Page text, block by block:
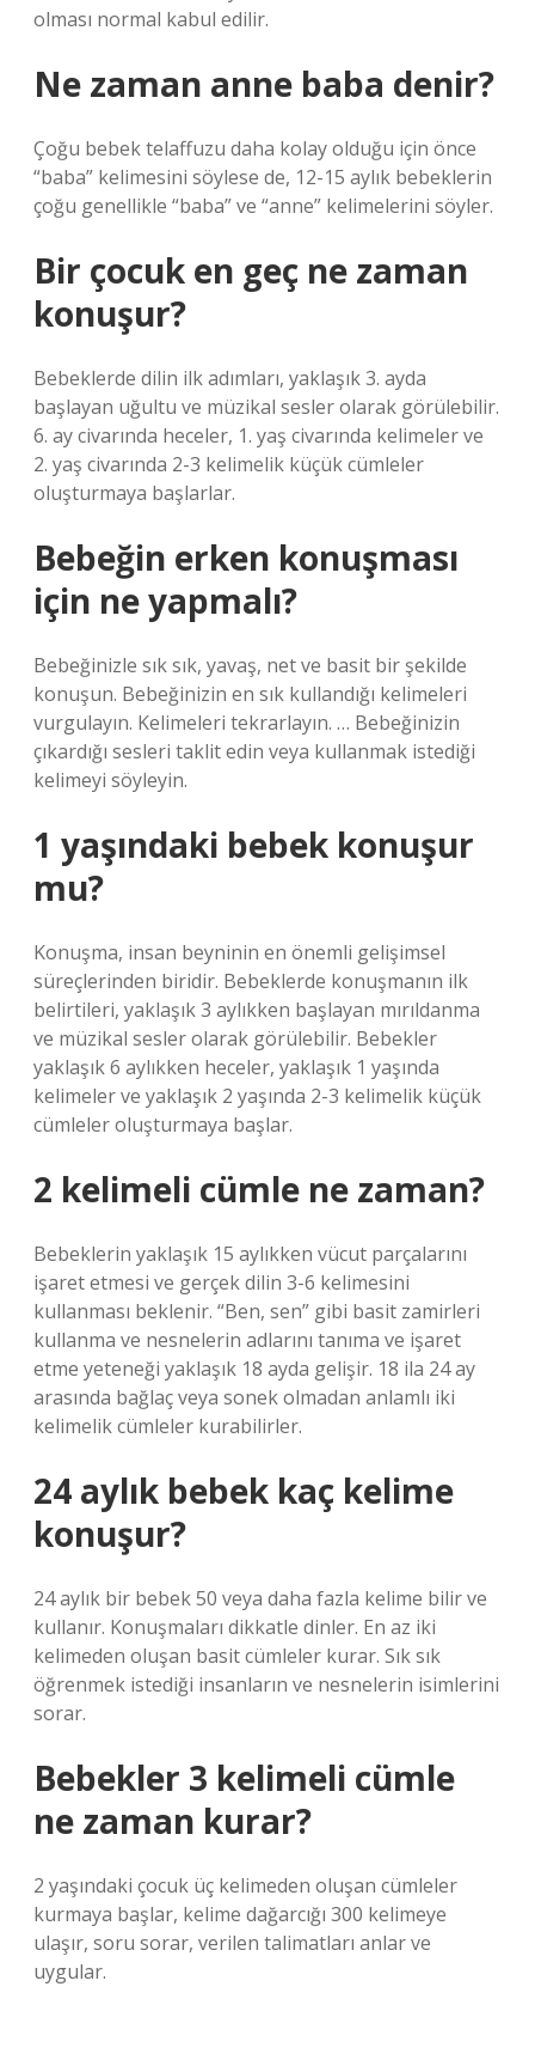
olması normal kabul edilir.
Ne zaman anne baba denir?
Çoğu bebek telaffuzu daha kolay olduğu için önce
“baba” kelimesini söylese de, 12-15 aylık bebeklerin
çoğu genellikle “baba” ve “anne” kelimelerini söyler.
Bir çocuk en geç ne zaman
konuşur?
Bebeklerde dilin ilk adımları, yaklaşık 3. ayda
başlayan uğultu ve müzikal sesler olarak görülebilir.
6. ay civarında heceler, 1. yaş civarında kelimeler ve
2. yaş civarında 2-3 kelimelik küçük cümleler
oluşturmaya başlarlar.
Bebeğin erken konuşması
için ne yapmalı?
Bebeğinizle sık sık, yavaş, net ve basit bir şekilde
konuşun. Bebeğinizin en sık kullandığı kelimeleri
vurgulayın. Kelimeleri tekrarlayın. … Bebeğinizin
çıkardığı sesleri taklit edin veya kullanmak istediği
kelimeyi söyleyin.
1 yaşındaki bebek konuşur
mu?
Konuşma, insan beyninin en önemli gelişimsel
süreçlerinden biridir. Bebeklerde konuşmanın ilk
belirtileri, yaklaşık 3 aylıkken başlayan mırıldanma
ve müzikal sesler olarak görülebilir. Bebekler
yaklaşık 6 aylıkken heceler, yaklaşık 1 yaşında
kelimeler ve yaklaşık 2 yaşında 2-3 kelimelik küçük
cümleler oluşturmaya başlar.
2 kelimeli cümle ne zaman?
Bebeklerin yaklaşık 15 aylıkken vücut parçalarını
işaret etmesi ve gerçek dilin 3-6 kelimesini
kullanması beklenir. “Ben, sen” gibi basit zamirleri
kullanma ve nesnelerin adlarını tanıma ve işaret
etme yeteneği yaklaşık 18 ayda gelişir. 18 ila 24 ay
arasında bağlaç veya sonek olmadan anlamlı iki
kelimelik cümleler kurabilirler.
24 aylık bebek kaç kelime
konuşur?
24 aylık bir bebek 50 veya daha fazla kelime bilir ve
kullanır. Konuşmaları dikkatle dinler. En az iki
kelimeden oluşan basit cümleler kurar. Sık sık
öğrenmek istediği insanların ve nesnelerin isimlerini
sorar.
Bebekler 3 kelimeli cümle
ne zaman kurar?
2 yaşındaki çocuk üç kelimeden oluşan cümleler
kurmaya başlar, kelime dağarcığı 300 kelimeye
ulaşır, soru sorar, verilen talimatları anlar ve
uygular.